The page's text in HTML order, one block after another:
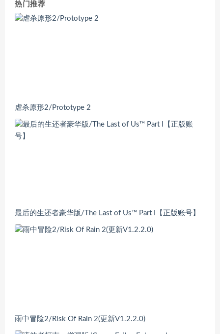
热门推荐
虐杀原形2/Prototype 2
最后的生还者豪华版/The Last of Us™ Part I【正版账号】
雨中冒险2/Risk Of Rain 2(更新V1.2.2.0)